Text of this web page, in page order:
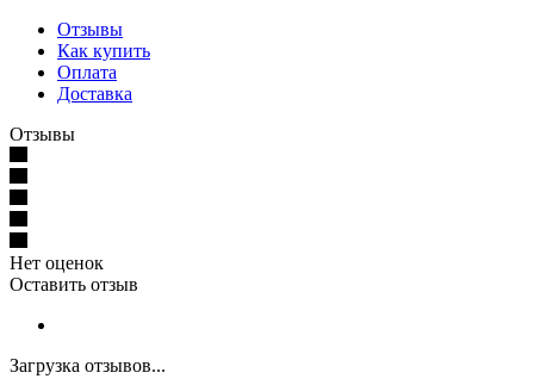
Отзывы
Как купить
Оплата
Доставка
Отзывы
Нет оценок
Оставить отзыв
Загрузка отзывов...